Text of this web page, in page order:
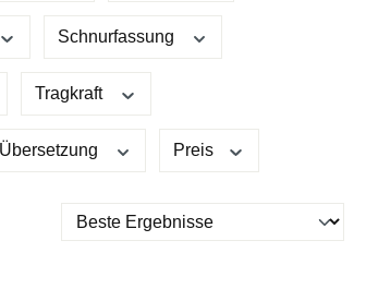
Schnurfassung
Tragkraft
Übersetzung Preis